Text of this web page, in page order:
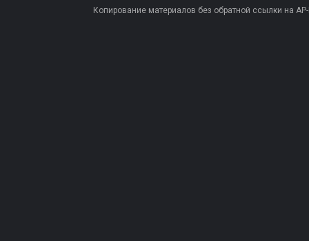
Копирование материалов без обратной ссылки на